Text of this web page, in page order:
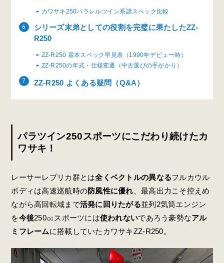
カワサキ250パラレルツイン系譜スペック比較
シリーズ末弟としての役割を完璧に果たしたZZ-
R250
ZZ-R250 基本スペック早見表（1990年デビュー時）
ZZ-R250の年式・仕様変遷（中古選びの手がかり）
ZZ-R250 よくある疑問（Q&A）
パラツイン250スポーツにこだわり続けたカ
ワサキ！
レーサーレプリカ群とは全くベクトルの異なるフルカウル
ボディは高速巡航時の防風性に優れ、最高出力こそ控えめ
ながら高回転域まで活発に回りたがる並列2気筒エンジン
を今後250㏄スポーツには使われないであろう豪勢なアル
ミフレームに搭載していたカワサキZZ-R250。